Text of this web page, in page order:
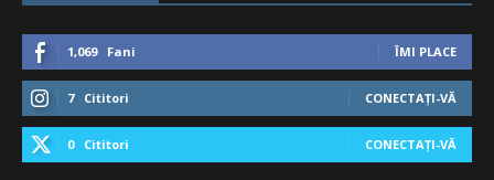
1,069 Fani ÎMI PLACE
7 Cititori CONECTAȚI-VĂ
0 Cititori CONECTAȚI-VĂ